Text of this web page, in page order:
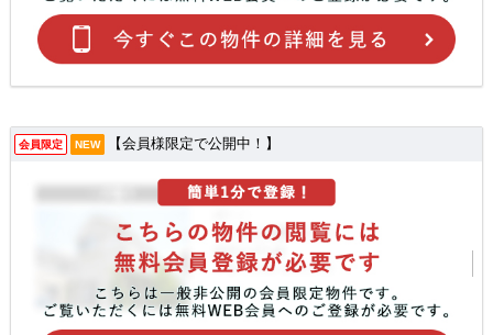
会員限定 NEW 【会員様限定で公開中！】